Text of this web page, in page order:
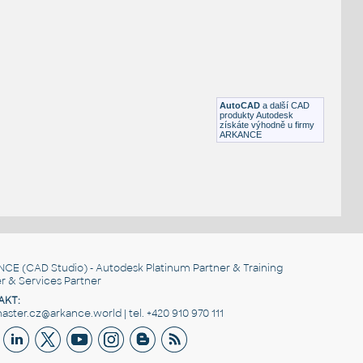
AutoCAD a další CAD
produkty Autodesk
získáte výhodně u firmy
ARKANCE
(CAD Studio) - Autodesk Platinum Partner & Training
& Services Partner
| tel. +420 910 970 111